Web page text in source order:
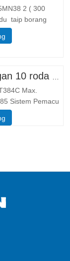
Dimensi Parameter saiz Keseluruhannya